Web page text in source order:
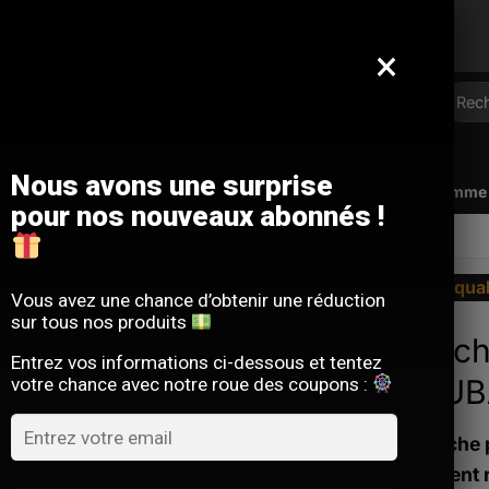
Qui sommes-nous ? FAQ Contact
La
La
qui
×
Nous avons une surprise
pour nos nouveaux abonnés !
Vous avez une chance d’obtenir une réduction
sur tous nos produits
Entrez vos informations ci-dessous et tentez
votre chance avec notre roue des coupons :